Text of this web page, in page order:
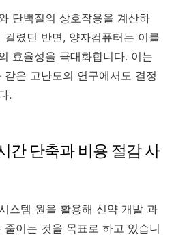
단백질의 상호작용을 계산하
렸던 반면, 양자컴퓨터는 이를
효율성을 극대화합니다. 이는
은 고난도의 연구에서도 결정
.
간 단축과 비용 절감 사
스템 원을 활용해 신약 개발 과
이는 것을 목표로 하고 있습니